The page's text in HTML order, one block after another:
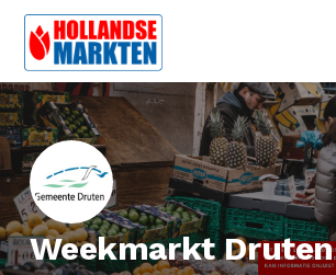
Weekmarkt Druten